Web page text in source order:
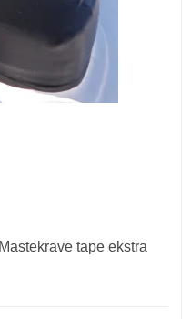
tape ekstra